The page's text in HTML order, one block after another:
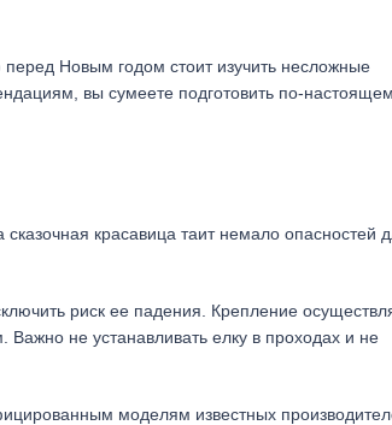
Новым годом стоит изучить несложные
вы сумеете подготовить по-
красавица таит немало опасностей
риск ее падения. Крепление
не устанавливать елку в проходах и не
моделям известных